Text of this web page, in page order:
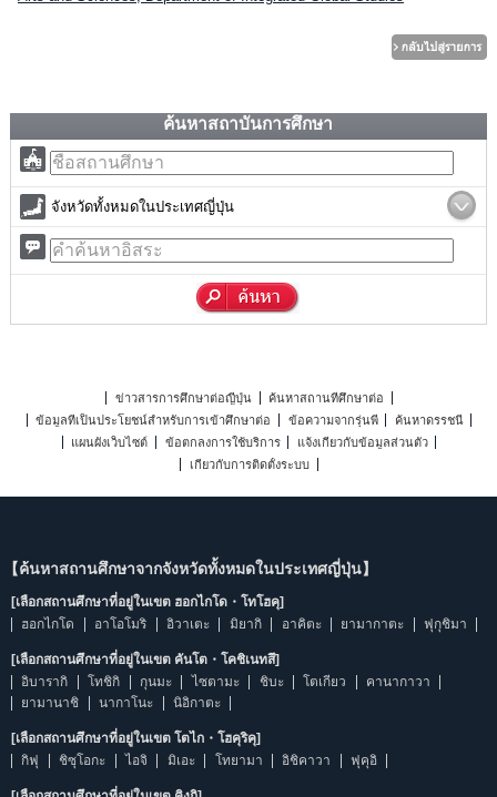
ค้นหาสถาบันการศึกษา
จังหวัดทั้งหมดในประเทศญี่ปุ่น
ข่าวสารการศึกษาต่อญี่ปุ่น
ค้นหาสถานที่ศึกษาต่อ
ข้อมูลที่เป็นประโยชน์สำหรับการเข้าศึกษาต่อ
ข้อความจากรุ่นพี่
ค้นหาดรรชนี
แผนผังเว็บไซต์
ข้อตกลงการใช้บริการ
แจ้งเกี่ยวกับข้อมูลส่วนตัว
เกี่ยวกับการติดตั้งระบบ
【ค้นหาสถานศึกษาจากจังหวัดทั้งหมดในประเทศญี่ปุ่น】
[เลือกสถานศึกษาที่อยู่ในเขต ฮอกไกโด・โทโฮคุ]
ฮอกไกโด
อาโอโมริ อิวาเตะ มิยากิ อาคิตะ ยามากาตะ ฟุกุชิมา
[เลือกสถานศึกษาที่อยู่ในเขต คันโต・โคชิเนทสึ]
อิบารากิ
โทชิกิ กุนมะ ไซตามะ ชิบะ โตเกียว
คานากาวา
ยามานาชิ
นากาโนะ นิอิกาตะ
[เลือกสถานศึกษาที่อยู่ในเขต โตไก・โฮคุริคุ]
กิฟุ
ชิซุโอกะ ไอจิ มิเอะ โทยามา อิชิคาวา ฟุคุอิ